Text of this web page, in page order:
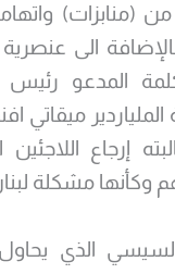
من (منابزات)
الى
المدعو
الملياردير
إرجاع
وكأنها مشكلة
السيسي الذي